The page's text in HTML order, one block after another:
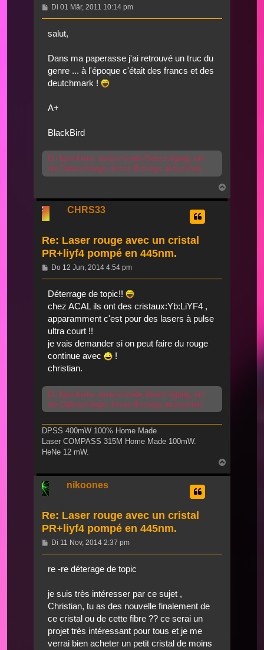
Beitrag
Di 01 Mär, 2011 10:14 pm
salut,
Dans ma paperasse j'ai retrouvé un truc du
genre ... à l'époque c'était des francs et des
deutchmark !
A+
BlackBird
Du hast keine ausreichende Berechtigung, um
die Dateianhänge dieses Beitrags anzusehen.
oben
CHRS33
Re: Laser rouge avec un cristal
PR+liyf4 pompé en 445nm.
Beitrag
Do 12 Jun, 2014 4:54 pm
Déterrage de topic!!
chez ACAL ils ont des cristaux:Yb:LiYF4 ,
apparamment c'est pour des lasers à pulse
ultra court !!
je vais demander si on peut faire du rouge
continue avec
!
christian.
Du hast keine ausreichende Berechtigung, um
die Dateianhänge dieses Beitrags anzusehen.
DPSS 400mW 100% Home Made
Laser COMPASS 315M Home Made 100mW.
HeNe 12 mW.
oben
nikoones
Re: Laser rouge avec un cristal
PR+liyf4 pompé en 445nm.
Beitrag
Di 11 Nov, 2014 2:37 pm
re -re déterage de topic
je suis très intéresser par ce sujet ,
Christian, tu as des nouvelle finalement de
ce cristal ou de cette fibre ?? ce serai un
projet très intéressant pour tous et je me
verrai bien acheter un petit cristal de moins